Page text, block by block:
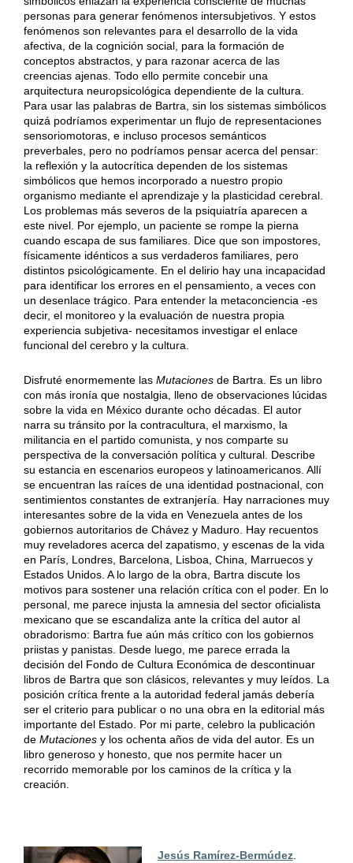
personas para generar fenómenos intersubjetivos. Y estos
fenómenos son relevantes para el desarrollo de la vida
afectiva, de la cognición social, para la formación de
conceptos abstractos, y para razonar acerca de las
creencias ajenas. Todo ello permite concebir una
arquitectura neuropsicológica dependiente de la cultura.
Para usar las palabras de Bartra, sin los sistemas simbólicos
quizá podríamos experimentar un flujo de representaciones
sensoriomotoras, e incluso procesos semánticos
preverbales, pero no podríamos pensar acerca del pensar:
la reflexión y la autocrítica dependen de los sistemas
simbólicos que hemos incorporado a nuestro propio
organismo mediante el aprendizaje y la plasticidad cerebral.
Los problemas más severos de la psiquiatría aparecen a
este nivel. Por ejemplo, un paciente se rompe la pierna
cuando escapa de sus familiares. Dice que son impostores,
físicamente idénticos a sus verdaderos familiares, pero
distintos psicológicamente. En el delirio hay una incapacidad
para identificar los errores en el pensamiento, a veces con
un desenlace trágico. Para entender la metaconciencia -es
decir, el monitoreo y la evaluación de nuestra propia
experiencia subjetiva- necesitamos investigar el enlace
funcional del cerebro y la cultura.
Disfruté enormemente las Mutacionesde Bartra. Es un libro
con más ironía que nostalgia, lleno de observaciones lúcidas
sobre la vida en México durante ocho décadas. El autor
narra su tránsito por la contracultura, el marxismo, la
militancia en el partido comunista, y nos comparte su
perspectiva de la conversación política y cultural. Describe
su estancia en escenarios europeos y latinoamericanos. Allí
se encuentran las raíces de una identidad postnacional, con
sentimientos constantes de extranjería. Hay narraciones muy
interesantes sobre de la vida en Venezuela antes de los
gobiernos autoritarios de Chávez y Maduro. Hay recuentos
muy reveladores acerca del zapatismo, y escenas de la vida
en París, Londres, Barcelona, Lisboa, China, Marruecos y
Estados Unidos. A lo largo de la obra, Bartra discute los
motivos para sostener una relación crítica con el poder. En lo
personal, me parece injusta la amnesia del sector oficialista
mexicano que se escandaliza ante la crítica del autor al
obradorismo: Bartra fue aún más crítico con los gobiernos
priistas y panistas. Desde luego, me parece errada la
decisión del Fondo de Cultura Económica de descontinuar
libros de Bartra que son clásicos, relevantes y muy leídos. La
posición crítica frente a la autoridad federal jamás debería
ser el criterio para publicar o no una obra en la editorial más
importante del Estado. Por mi parte, celebro la publicación
de Mutacionesy los ochenta años de vida del autor. Es un
libro generoso y honesto, que nos permite hacer un
recorrido memorable por los caminos de la crítica y la
creación.
Jesús Ramírez-Bermúdez.